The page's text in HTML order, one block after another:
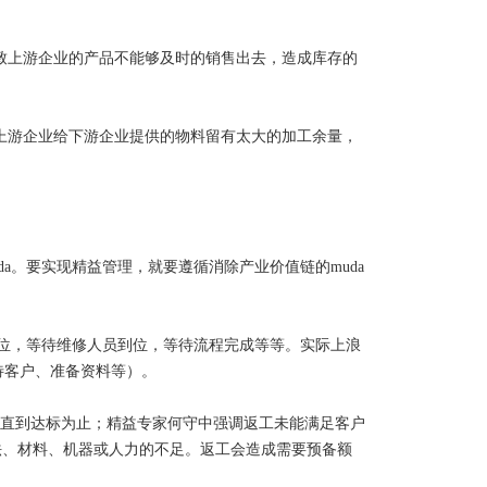
游企业的产品不能够及时的销售出去，造成库存的
企业给下游企业提供的物料留有太大的加工余量，
要实现精益管理，就要遵循消除产业价值链的muda
，等待维修人员到位，等待流程完成等等。实际上浪
户、准备资料等）。
到达标为止；精益专家何守中强调返工未能满足客户
材料、机器或人力的不足。返工会造成需要预备额